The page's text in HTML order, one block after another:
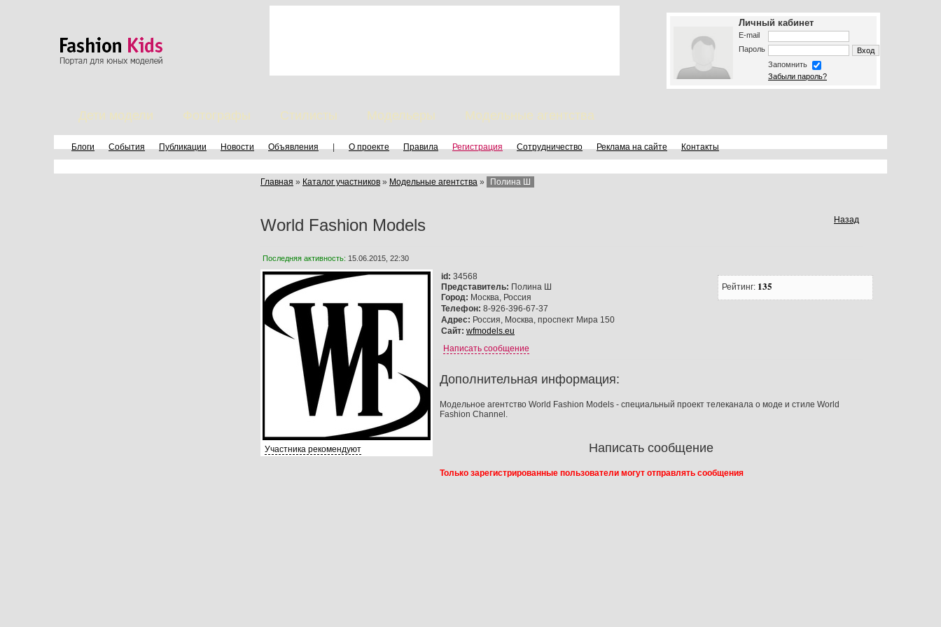
Личный кабинет
E-mail
Пароль
Запомнить
Забыли пароль?
Дети модели Фотографы Стилисты Модельеры Модельные агентства
Блоги События Публикации Новости Объявления | О проекте Правила Регистрация Сотрудничество Реклама на сайте Контакты
Главная » Каталог участников » Модельные агентства » Полина Ш
Назад
World Fashion Models
Рейтинг: 135
Последняя активность: 15.06.2015, 22:30
Участника рекомендуют
id: 34568
Представитель: Полина Ш
Город: Москва, Россия
Телефон: 8-926-396-67-37
Адрес: Россия, Москва, проспект Мира 150
Сайт: wfmodels.eu
Написать сообщение
Дополнительная информация:
Модельное агентство World Fashion Models - специальный проект телеканала о моде и стиле World
Fashion Channel.
Написать сообщение
Только зарегистрированные пользователи могут отправлять сообщения